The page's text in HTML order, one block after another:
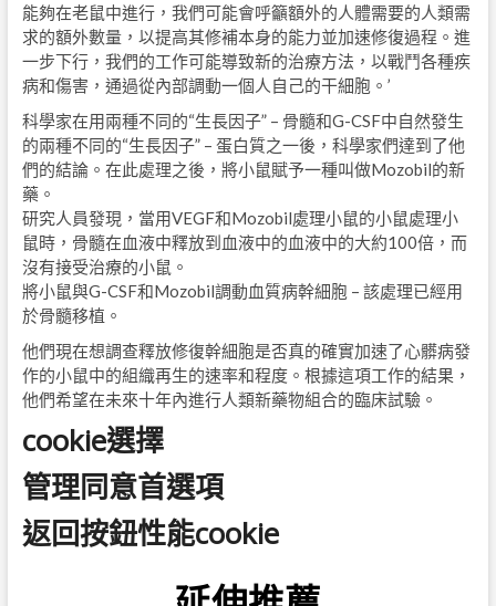
能夠在老鼠中進行，我們可能會呼籲額外的人體需要的人類需
求的額外數量，以提高其修補本身的能力並加速修復過程。進
一步下行，我們的工作可能導致新的治療方法，以戰鬥各種疾
病和傷害，通過從內部調動一個人自己的干細胞。’
科學家在用兩種不同的“生長因子” – 骨髓和G-CSF中自然發生
的兩種不同的“生長因子” – 蛋白質之一後，科學家們達到了他
們的結論。在此處理之後，將小鼠賦予一種叫做Mozobil的新
藥。
研究人員發現，當用VEGF和Mozobil處理小鼠的小鼠處理小
鼠時，骨髓在血液中釋放到血液中的血液中的大約100倍，而
沒有接受治療的小鼠。
將小鼠與G-CSF和Mozobil調動血質病幹細胞 – 該處理已經用
於骨髓移植。
他們現在想調查釋放修復幹細胞是否真的確實加速了心髒病發
作的小鼠中的組織再生的速率和程度。根據這項工作的結果，
他們希望在未來十年內進行人類新藥物組合的臨床試驗。
cookie選擇
管理同意首選項
返回按鈕性能cookie